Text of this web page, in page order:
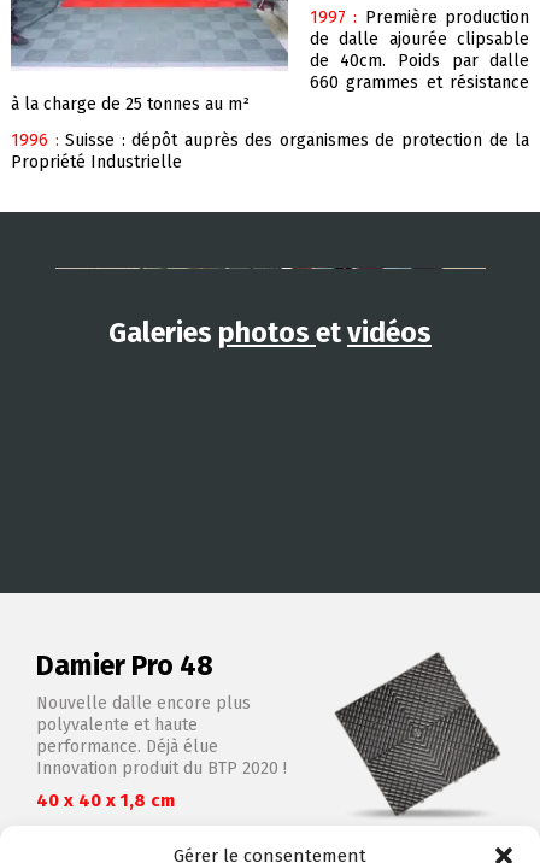
Gérer le consentement
1997 : Première production
de dalle ajourée clipsable
de 40cm. Poids par dalle
660 grammes et résistance
à la charge de 25 tonnes au m²
1996 : Suisse : dépôt auprès des organismes de protection de la
Propriété Industrielle
Galeries photos etvidéos
Damier Pro 48
Nouvelle dalle encore plus
polyvalente et haute
performance. Déjà élue
Innovation produit du BTP 2020 !
40 x 40 x 1,8 cm